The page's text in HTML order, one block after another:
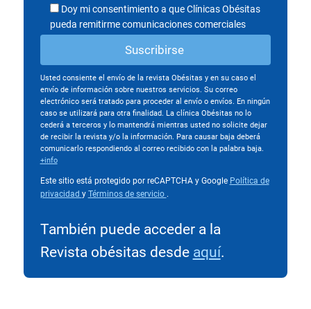
Doy mi consentimiento a que Clínicas Obésitas
pueda remitirme comunicaciones comerciales
Usted consiente el envío de la revista Obésitas y en su caso el
envío de información sobre nuestros servicios. Su correo
electrónico será tratado para proceder al envío o envíos. En ningún
caso se utilizará para otra finalidad. La clínica Obésitas no lo
cederá a terceros y lo mantendrá mientras usted no solicite dejar
de recibir la revista y/o la información. Para causar baja deberá
comunicarlo respondiendo al correo recibido con la palabra baja.
+info
Este sitio está protegido por reCAPTCHA y Google Política de
privacidad y Términos de servicio .
También puede acceder a la
Revista obésitas desde aquí.